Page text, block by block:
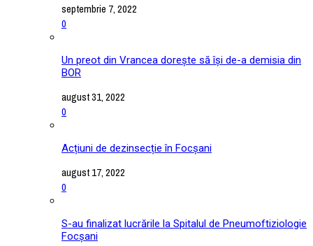
septembrie 7, 2022
0
Un preot din Vrancea dorește să își de-a demisia din
BOR
august 31, 2022
0
Acțiuni de dezinsecție în Focșani
august 17, 2022
0
S-au finalizat lucrările la Spitalul de Pneumoftiziologie
Focșani